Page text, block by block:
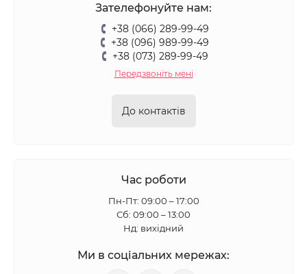
Зателефонуйте нам:
+38 (066) 289-99-49
+38 (096) 989-99-49
+38 (073) 289-99-49
Передзвоніть мені
До контактів
Час роботи
Пн-Пт: 09:00 – 17:00
Сб: 09:00 – 13:00
Нд: вихідний
Ми в соціальних мережах: